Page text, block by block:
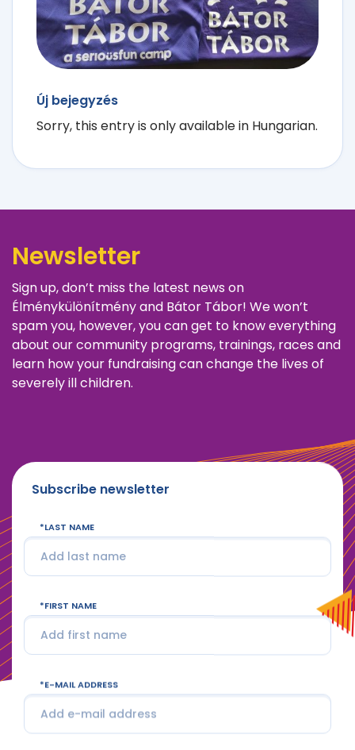
Új bejegyzés
Sorry, this entry is only available in Hungarian.
Newsletter
Sign up, don’t miss the latest news on
Élménykülönítmény and Bátor Tábor! We won’t
spam you, however, you can get to know everything
about our community programs, trainings, races and
learn how your fundraising can change the lives of
severely ill children.
Subscribe newsletter
LAST NAME
FIRST NAME
E-MAIL ADDRESS